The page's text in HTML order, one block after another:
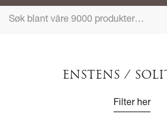
ENSTENS /
Filter her